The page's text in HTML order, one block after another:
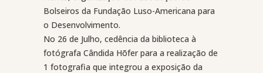
Bolseiros da Fundação Luso-Americana para
o Desenvolvimento.
No 26 de Julho, cedência da biblioteca à
fotógrafa Cândida Hõfer para a realização de
1 fotografia que integrou a exposição da